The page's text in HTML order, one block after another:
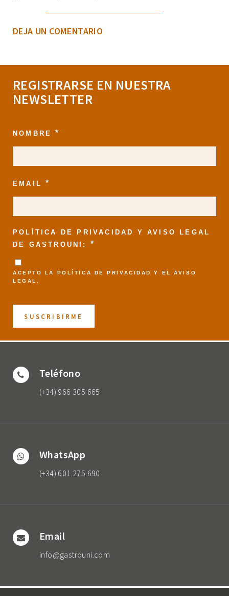
DEJA UN COMENTARIO
REGISTRARSE EN NUESTRA
NEWSLETTER
NOMBRE*
EMAIL*
POLÍTICA DE PRIVACIDAD Y AVISO LEGAL
DE GASTROUNI: *
ACEPTO LA POLÍTICA DE PRIVACIDAD Y ELAVISO
LEGAL
Teléfono
(+34) 966 305 665
WhatsApp
(+34) 601 275 690
Email
info@gastrouni.com